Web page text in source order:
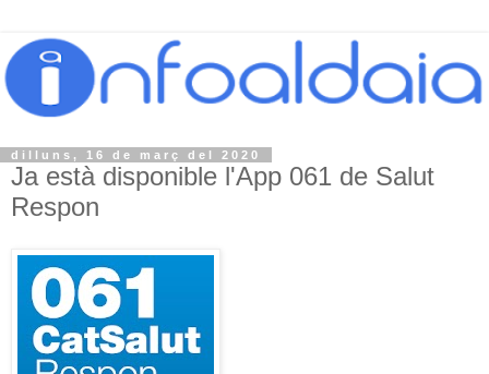
dilluns, 16 de març del 2020
Ja està disponible l'App 061 de Salut
Respon